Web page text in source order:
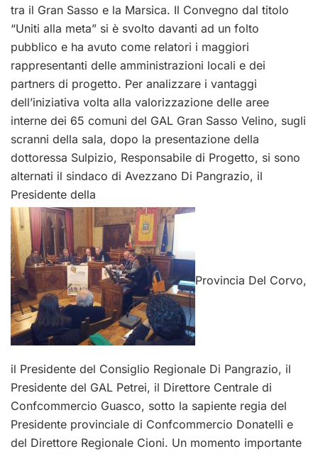
tra il Gran Sasso e la Marsica. Il Convegno dal titolo
“Uniti alla meta” si è svolto davanti ad un folto
pubblico e ha avuto come relatori i maggiori
rappresentanti delle amministrazioni locali e dei
partners di progetto. Per analizzare i vantaggi
dell’iniziativa volta alla valorizzazione delle aree
interne dei 65 comuni del GAL Gran Sasso Velino, sugli
scranni della sala, dopo la presentazione della
dottoressa Sulpizio, Responsabile di Progetto, si sono
alternati il sindaco di Avezzano Di Pangrazio, il
Presidente della
Provincia Del Corvo,
il Presidente del Consiglio Regionale Di Pangrazio, il
Presidente del GAL Petrei, il Direttore Centrale di
Confcommercio Guasco, sotto la sapiente regia del
Presidente provinciale di Confcommercio Donatelli e
del Direttore Regionale Cioni. Un momento importante